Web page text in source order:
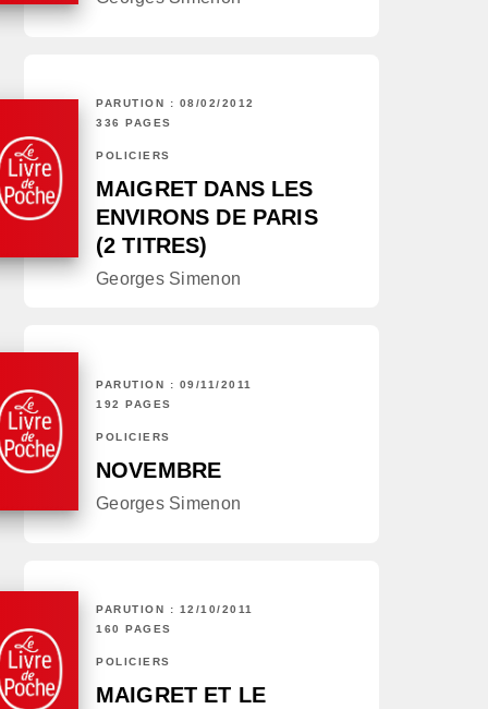
PARUTION : 08/02/2012
336 PAGES
POLICIERS
MAIGRET DANS LES
ENVIRONS DE PARIS
(2 TITRES)
Georges Simenon
PARUTION : 09/11/2011
192 PAGES
POLICIERS
NOVEMBRE
Georges Simenon
PARUTION : 12/10/2011
160 PAGES
POLICIERS
MAIGRET ET LE